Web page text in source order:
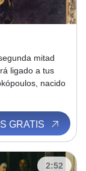
mitad
ligado a tus
nacido
GRATIS
2:52